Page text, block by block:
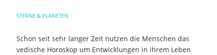
STERNE & PLANETEN
Schon seit sehr langer Zeit nutzen die Menschen das
vedische Horoskop um Entwicklungen in ihrem Leben